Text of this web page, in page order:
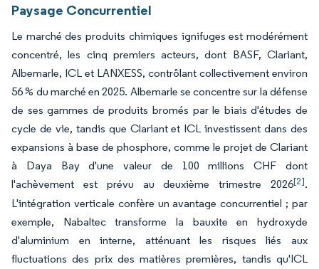
Paysage Concurrentiel
Le marché des produits chimiques ignifuges est modérément
concentré, les cinq premiers acteurs, dont BASF, Clariant,
Albemarle, ICL et LANXESS, contrôlant collectivement environ
56 % du marché en 2025. Albemarle se concentre sur la défense
de ses gammes de produits bromés par le biais d'études de
cycle de vie, tandis que Clariant et ICL investissent dans des
expansions à base de phosphore, comme le projet de Clariant
à Daya Bay d'une valeur de 100 millions CHF dont
l'achèvement est prévu au deuxième trimestre 2026[2].
L'intégration verticale confère un avantage concurrentiel ; par
exemple, Nabaltec transforme la bauxite en hydroxyde
d'aluminium en interne, atténuant les risques liés aux
fluctuations des prix des matières premières, tandis qu'ICL